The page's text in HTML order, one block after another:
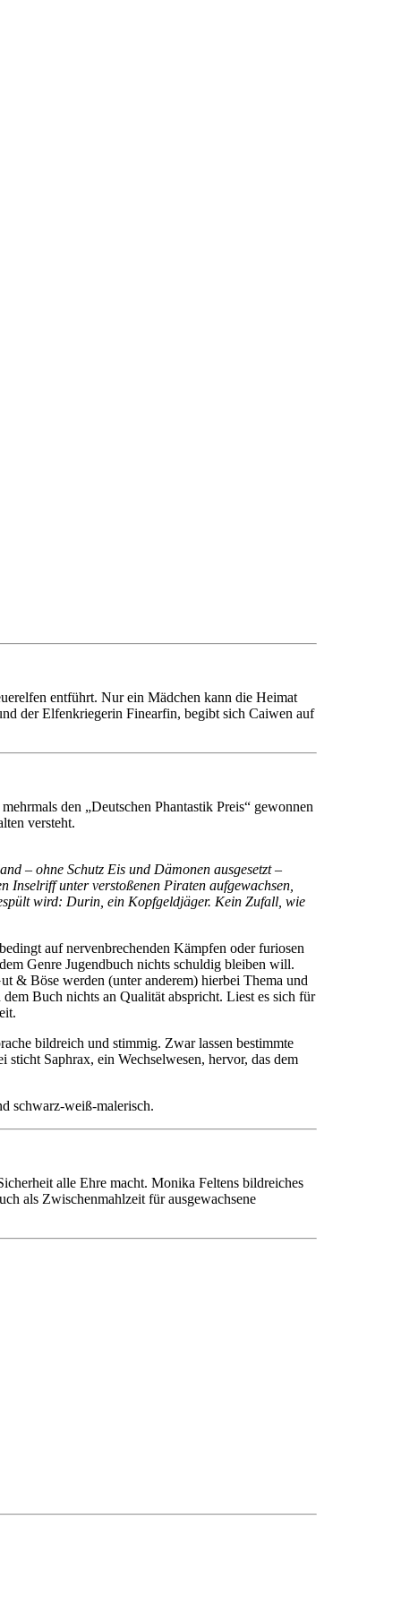
entführt. Nur ein Mädchen kann die Heimat
der Elfenkriegerin Finearfin, begibt sich Caiwen auf
den „Deutschen Phantastik Preis“ gewonnen
versteht.
– ohne Schutz Eis und Dämonen ausgesetzt –
Inselriff unter verstoßenen Piraten aufgewachsen,
wird: Durin, ein Kopfgeldjäger. Kein Zufall, wie
auf nervenbrechenden Kämpfen oder furiosen
Genre Jugendbuch nichts schuldig bleiben will.
& Böse werden (unter anderem) hierbei Thema und
Buch nichts an Qualität abspricht. Liest es sich für
bildreich und stimmig. Zwar lassen bestimmte
Saphrax, ein Wechselwesen, hervor, das dem
schwarz-weiß-malerisch.
alle Ehre macht. Monika Feltens bildreiches
als Zwischenmahlzeit für ausgewachsene